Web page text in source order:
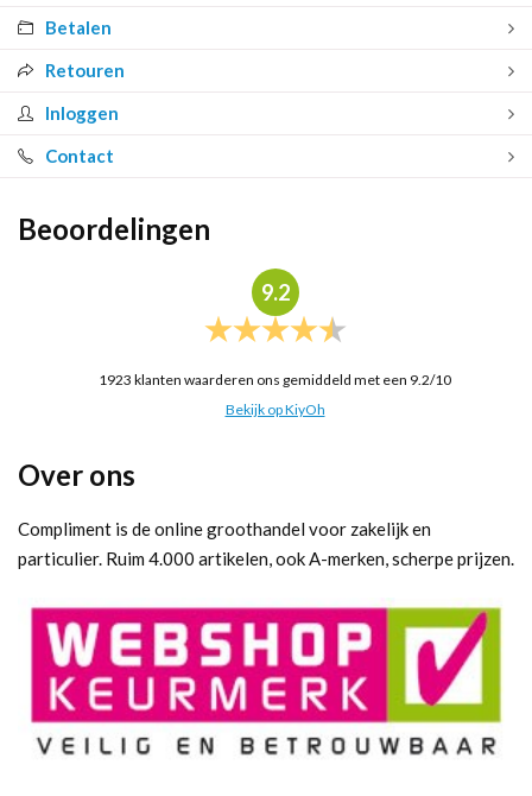
Betalen
Retouren
Inloggen
Contact
Beoordelingen
9.2
1923 klanten waarderen ons gemiddeld met een 9.2/10
Bekijk op KiyOh
Over ons
Compliment is de online groothandel voor zakelijk en
particulier. Ruim 4.000 artikelen, ook A-merken, scherpe prijzen.